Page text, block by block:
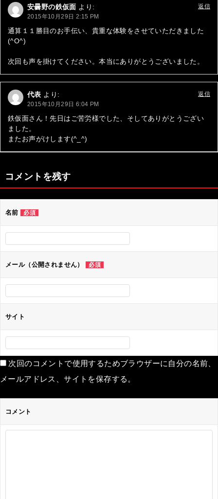
ー
シ
ョ
ン
安曇野の鉄仮面 より:
2015年10月29日 2:15 PM
通算１１勝目のお手伝い、貴重な体験をさせていただきました
(^O^)
次回も声を掛けてください。本当にありがとうございました。
返信
代表 より:
2015年10月29日 6:04 PM
鉄仮面さん！先日はご苦労様でした、そしてありがとうござい
ました。
またお声がけします(^_^)
返信
コメントを残す
名前 必須
メール（公開されません） 必須
サイト
次回のコメントで使用するためブラウザーに自分の名前、
メールアドレス、サイトを保存する。
コメント